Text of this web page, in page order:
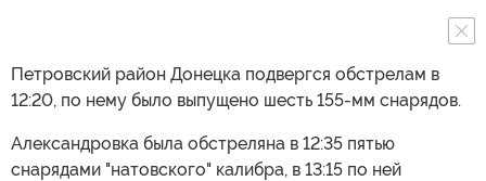
Петровский район Донецка подвергся обстрелам в
12:20, по нему было выпущено шесть 155-мм снарядов.
Александровка была обстреляна в 12:35 пятью
снарядами "натовского" калибра, в 13:15 по ней